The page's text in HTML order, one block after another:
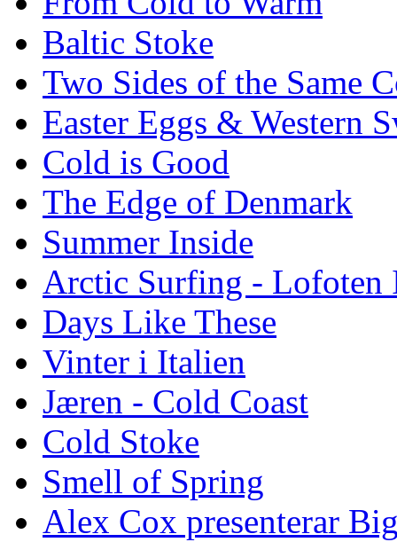
Baltic Stoke
Two Sides of the Same
Easter Eggs & Western
Cold is Good
The Edge of Denmark
Summer Inside
Arctic Surfing - Lofoten
Days Like These
Vinter i Italien
Jæren - Cold Coast
Cold Stoke
Smell of Spring
Alex Cox presenterar